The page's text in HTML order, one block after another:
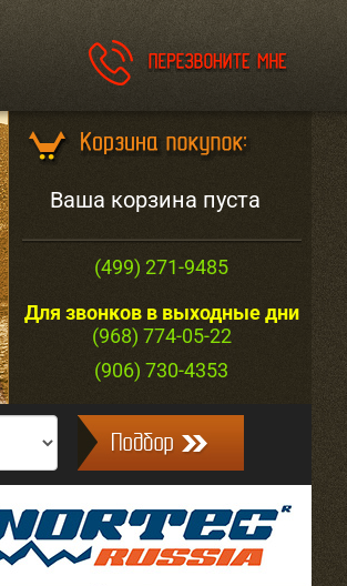
Ваша корзина пуста
(499) 271-9485
Для звонков в выходные дни
(968) 774-05-22
(906) 730-4353